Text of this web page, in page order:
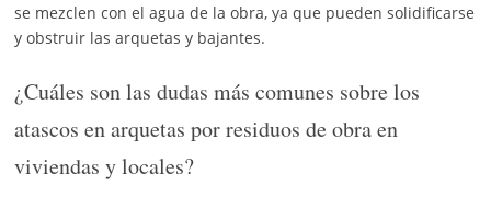
se mezclen con el agua de la obra, ya que pueden solidificarse
y obstruir las arquetas y bajantes.
¿Cuáles son las dudas más comunes sobre los
atascos en arquetas por residuos de obra en
viviendas y locales?